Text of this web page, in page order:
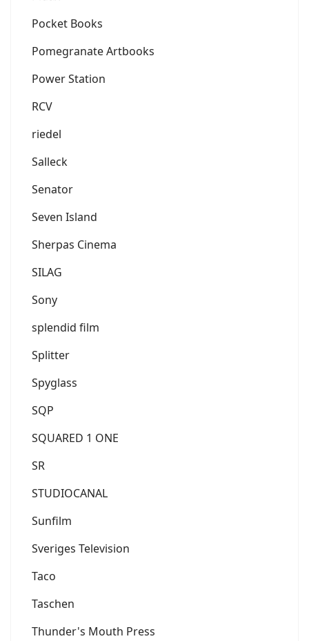
Pocket Books
Pomegranate Artbooks
Power Station
RCV
riedel
Salleck
Senator
Seven Island
Sherpas Cinema
SILAG
Sony
splendid film
Splitter
Spyglass
SQP
SQUARED 1 ONE
SR
STUDIOCANAL
Sunfilm
Sveriges Television
Taco
Taschen
Thunder's Mouth Press